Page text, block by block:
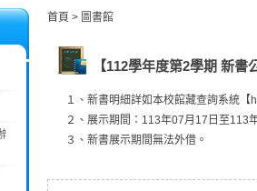
首頁 > 圖書館
【112學年度第2學期 新
１、新書明細詳如本校館藏查詢系統
２、展示期間：113年07月17日至113
３、新書展示期間無法外借。